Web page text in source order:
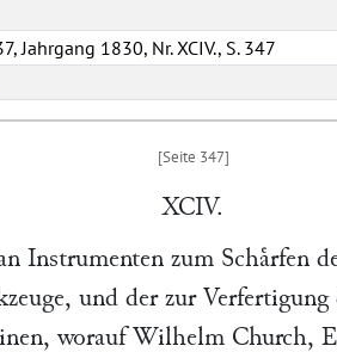
Jahrgang 1830, Nr. XCIV., S. 347
XCIV.
Instrumenten zum Schaͤrfen
und der zur
woraufWilhelm Church,